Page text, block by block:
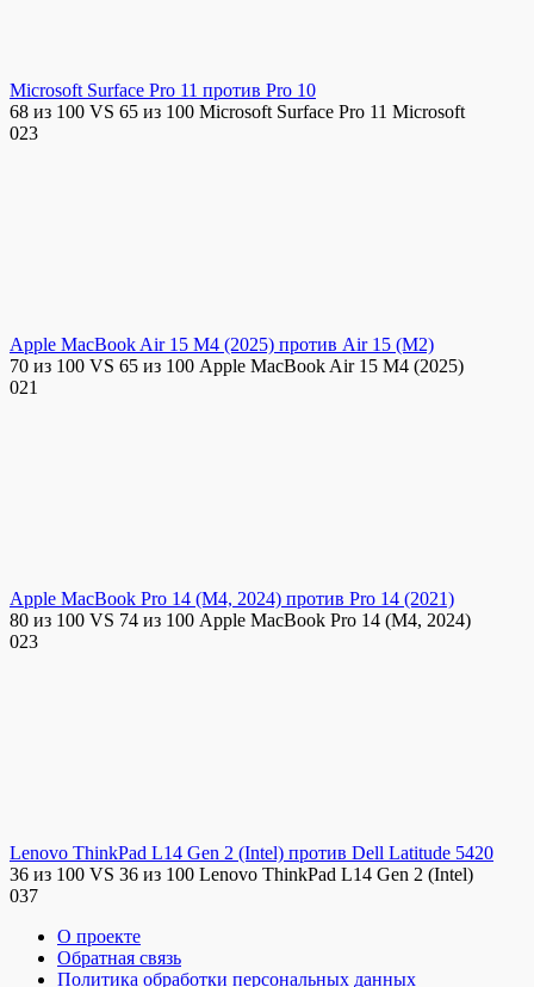
Microsoft Surface Pro 11 против Pro 10
68 из 100 VS 65 из 100 Microsoft Surface Pro 11 Microsoft
023
Apple MacBook Air 15 M4 (2025) против Air 15 (M2)
70 из 100 VS 65 из 100 Apple MacBook Air 15 M4 (2025)
021
Apple MacBook Pro 14 (M4, 2024) против Pro 14 (2021)
80 из 100 VS 74 из 100 Apple MacBook Pro 14 (M4, 2024)
023
Lenovo ThinkPad L14 Gen 2 (Intel) против Dell Latitude 5420
36 из 100 VS 36 из 100 Lenovo ThinkPad L14 Gen 2 (Intel)
037
О проекте
Обратная связь
Политика обработки персональных данных